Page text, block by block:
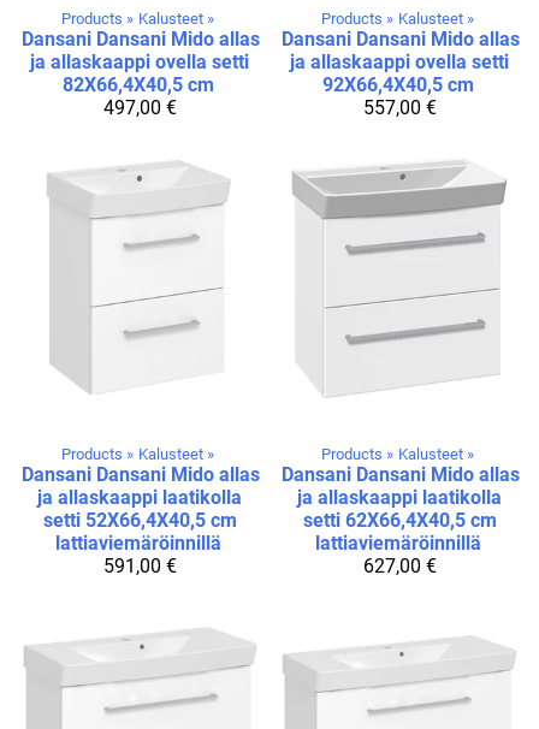
Products ‪» Kalusteet ‪»
Dansani Dansani Mido allas
ja allaskaappi ovella setti
82X66,4X40,5 cm
497,00 €
Products ‪» Kalusteet ‪»
Dansani Dansani Mido allas
ja allaskaappi ovella setti
92X66,4X40,5 cm
557,00 €
Products ‪» Kalusteet ‪»
Dansani Dansani Mido allas
ja allaskaappi laatikolla
setti 52X66,4X40,5 cm
lattiaviemäröinnillä
591,00 €
Products ‪» Kalusteet ‪»
Dansani Dansani Mido allas
ja allaskaappi laatikolla
setti 62X66,4X40,5 cm
lattiaviemäröinnillä
627,00 €